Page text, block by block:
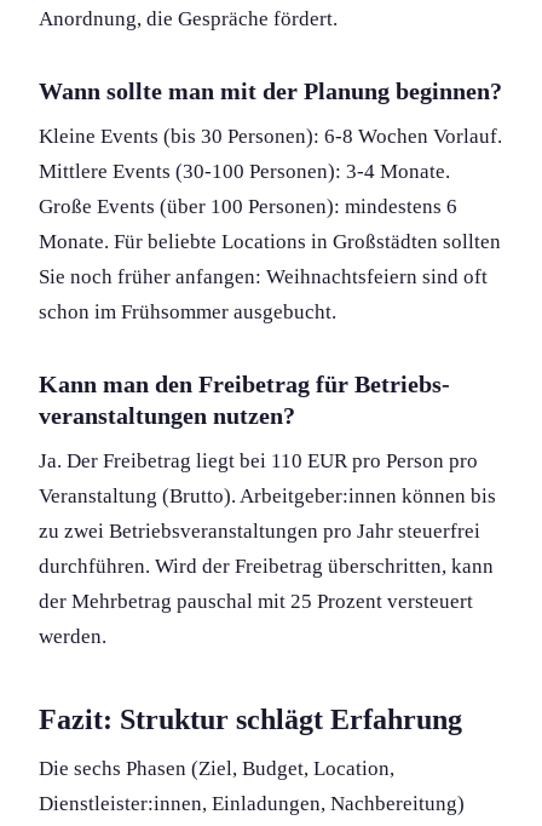
Anordnung, die Gespräche fördert.
Wann sollte man mit der Planung beginnen?
Kleine Events (bis 30 Personen): 6-8 Wochen Vorlauf.
Mittlere Events (30-100 Personen): 3-4 Monate.
Große Events (über 100 Personen): mindestens 6
Monate. Für beliebte Locations in Großstädten sollten
Sie noch früher anfangen: Weihnachtsfeiern sind oft
schon im Frühsommer ausgebucht.
Kann man den Freibetrag für Betriebs­
veranstaltung­en nutzen?
Ja. Der Freibetrag liegt bei 110 EUR pro Person pro
Veranstaltung (Brutto). Arbeitgeber:innen können bis
zu zwei Betriebs­veranstaltung­en pro Jahr steuerfrei
durchführen. Wird der Freibetrag überschritten, kann
der Mehrbetrag pauschal mit 25 Prozent versteuert
werden.
Fazit: Struktur schlägt Erfahrung
Die sechs Phasen (Ziel, Budget, Location,
Dienstleister:innen, Einladung­en, Nachbereitung)